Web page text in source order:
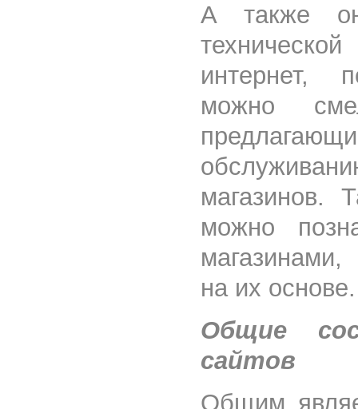
А также
интернет,
можно
магазинов.
можно
на их основе.
Общие
сайтов
Общим